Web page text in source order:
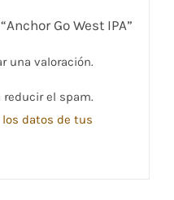
Go West IPA”
una valoración.
el spam.
los datos de tus